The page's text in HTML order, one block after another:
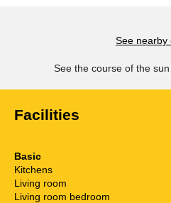
See nearby
See the course of the
Facilities
Basic
Kitchens
Living room
Living room bedroom